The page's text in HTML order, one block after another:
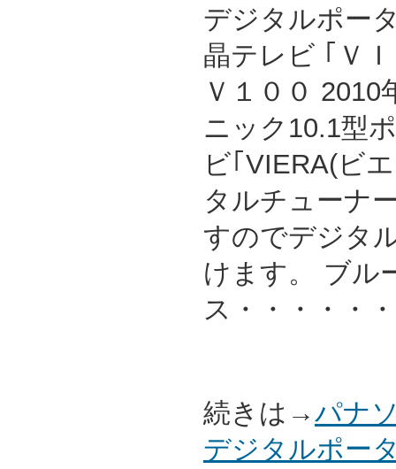
デジタルポー
晶テレビ ｢Ｖ
Ｖ１００
ニック10.1型
ビ｢VIERA(ビ
タルチューナ
すのでデジタ
けます。 ブル
ス・・・・・
続きは→パナ
デジタルポー